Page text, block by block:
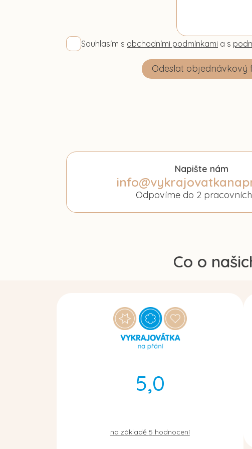
Souhlasím s obchodními podmínkami a s
Odeslat objednávkový
Napište nám
Odpovíme do 2
Co o
5,0
na základě 5 hodnocení